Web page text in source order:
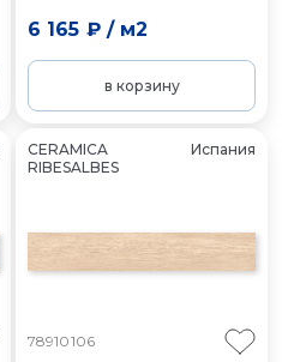
6 165 ₽/ м2
в корзину
CERAMICA
RIBESALBES
Испания
78910106